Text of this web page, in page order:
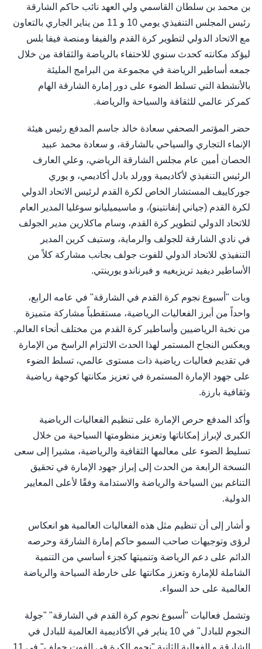
بن محمد بن سلطان القاسمي ولي العهد نائب حاكم الشارقة
رئيس المجلس التنفيذي يومي 10 و 11 من يناير الجاري بالتعاون
مع الاتحاد الدولي لتطوير كرة القدم والفيفا ومنصة فيفا بلس
ليؤكد مكانته كحدث سنوي للاحتفاء بالرياضة والثقافة من خلال
جمعه أساطير الرياضة في مجموعة من البرامج المليئة
بالأنشطة التي تسلط الضوء على دور إمارة الشارقة الهام
كمركز عالمي للثقافة والسياحة والرياضة.
حضر المؤتمر الصحفي سعادة خالد جاسم المدفع رئيس هيئة
الإنماء التجاري والسياحي بالشارقة، و سعادة محمد عبيد
الحصان أمين عام مجلس الشارقة الرياضي، وعلي العارف
الرئيس التنفيذي لأكاديمية وورلد بادل أكاديمي، و يوري
جوركاييف المستشار الخاص لكرة القدم لرئيس الاتحاد الدولي
لكرة القدم (جياني إنفانتينو)، و ماسیمیلیانو سوغلیا المدیر العام
للاتحاد الدولي لتطویر كرة القدم، وسام ماكلارين مدير الجولف
في نادي الشارقة للجولف والرماية، وستيف كرين المدیر
التنفیذي للاتحاد الدولي للفوت جولف بجانب مشاركة كلاً من
الأساطير ديفيد تريزيغيه و فيرناندو يورينتي.
وبات "أسبوع نجوم كرة القدم في الشارقة" في عامه الرابع،
واحداً من أبرز الفعاليات الرياضية، مستقطباً مشاركة متميزة
من نخبة الرياضيين وأساطير كرة القدم من مختلف أنحاء العالم.
ويعكس النجاح المستمر لهذا الحدث الالتزام الراسخ من الإمارة
في تقديم فعاليات رياضية ذات مستوى عالمي، تسلط الضوء
على جهود الإمارة المستمرة في تعزيز مكانتها كوجهة رياضية
وثقافية بارزة.
وأكد المدفع حرص الإمارة على تنظيم الفعاليات الرياضية
الكبرى لإبراز إمكاناتها وتعزيز منظومتها السياحية من خلال
تسليط الضوء على معالمها الثقافية والرياضية، مشيرا إلى سعى
النسخة الرابعة من الحدث إلى إبراز جهود الإمارة في تحقيق
التناغم بين السياحة والرياضة والاستدامة وفقًا لأعلى المعايير
الدولية.
و أشار إلى أن تنظيم مثل هذه الفعاليات العالمية هو انعكاس
لرؤى وتوجيهات صاحب السمو حاكم إمارة الشارقة وحرصه
الدائم على دعم الرياضة وتنميتها كجزء أساسي من التنمية
الشاملة للإمارة وتعزز مكانتها على خارطة السياحة والرياضة
العالمية على حد السواء.
وتشمل فعاليات "أسبوع نجوم كرة القدم في الشارقة" "جولة
النجوم للبادل" في 10 يناير في الأكاديمية العالمية للبادل في
الشارقة و الفعالية الثانية "نجوم الكرة في الفوت جولف" في 11